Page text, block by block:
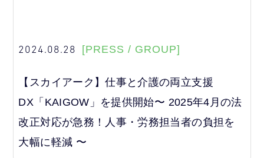
2024.08.28 [PRESS / GROUP]
【スカイアーク】仕事と介護の両立支援
DX「KAIGOW」を提供開始〜 2025年4月の法
改正対応が急務！人事・労務担当者の負担を
大幅に軽減 〜